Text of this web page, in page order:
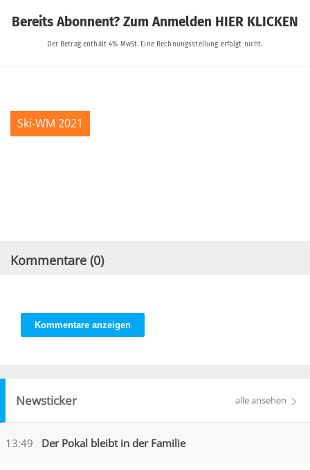
Ski-WM 2021
Kommentare (0)
Kommentare anzeigen
Newsticker alle ansehen
13:49 Der Pokal bleibt in der Familie